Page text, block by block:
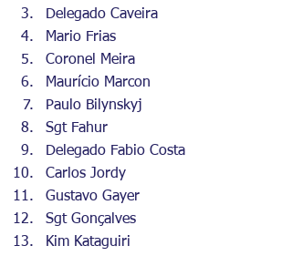
Delegado Caveira
Mario Frias
Coronel Meira
Maurício Marcon
Paulo Bilynskyj
Sgt Fahur
Delegado Fabio Costa
Carlos Jordy
Gustavo Gayer
Sgt Gonçalves
Kim Kataguiri